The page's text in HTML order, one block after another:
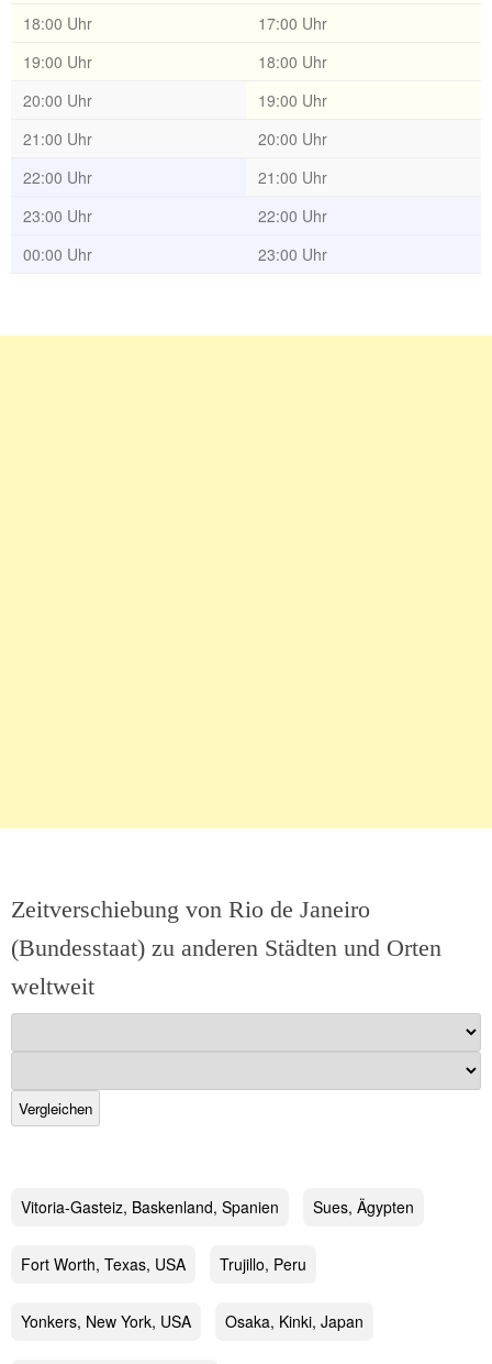
18:00 Uhr
17:00 Uhr
19:00 Uhr
18:00 Uhr
20:00 Uhr
19:00 Uhr
21:00 Uhr
20:00 Uhr
22:00 Uhr
21:00 Uhr
23:00 Uhr
22:00 Uhr
00:00 Uhr
23:00 Uhr
Zeitverschiebung von Rio de Janeiro
(Bundesstaat) zu anderen Städten und Orten
weltweit
Vergleichen
Vitoria-Gasteiz, Baskenland, Spanien Sues, Ägypten
Fort Worth, Texas, USA Trujillo, Peru
Yonkers, New York, USA Osaka, Kinki, Japan